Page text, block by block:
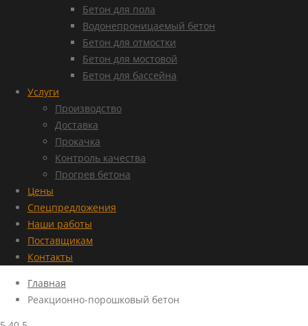
Бетон для пола
Водонепроницаемый бетон
Бетон для отмостки
Бетон для мостовой
Бетон для бассейна
Услуги
Производство
Доставка
Прокачка
Контроль качества
Прогрев бетона
Цены
Спецпредложения
Наши работы
Поставщикам
Контакты
Главная
Реакционно-порошковый бетон